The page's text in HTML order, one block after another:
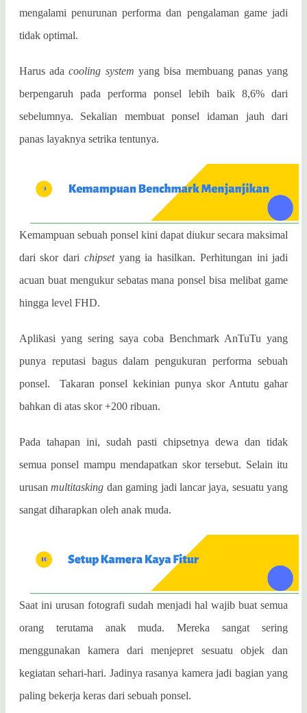
mengalami penurunan performa dan pengalaman game jadi
tidak optimal.
Harus adacooling system yang bisa membuang panas yang
berpengaruh pada performa ponsel lebih baik 8,6% dari
sebelumnya. Sekalian membuat ponsel idaman jauh dari
panas layaknya setrika tentunya.
Kemampuan sebuah ponsel kini dapat diukur secara maksimal
dari skor dari chipset yang ia hasilkan. Perhitungan ini jadi
acuan buat mengukur sebatas mana ponsel bisa melibat game
hingga level FHD.
Aplikasi yang sering saya coba Benchmark AnTuTu yang
punya reputasi bagus dalam pengukuran performa sebuah
ponsel.
Takaran ponsel kekinian punya skor Antutu gahar
bahkan di atas skor +200 ribuan.
Pada tahapan ini, sudah pasti chipsetnya dewa dan tidak
semua ponsel mampu mendapatkan skor tersebut. Selain itu
urusanmultitasking dan gaming jadi lancar jaya, sesuatu yang
sangat diharapkan oleh anak muda.
Saat ini urusan fotografi sudah menjadi hal wajib buat semua
orang terutama anak muda. Mereka sangat sering
menggunakan kamera dari menjepret sesuatu objek dan
kegiatan sehari-hari. Jadinya rasanya kamera jadi bagian yang
paling bekerja keras dari sebuah ponsel.